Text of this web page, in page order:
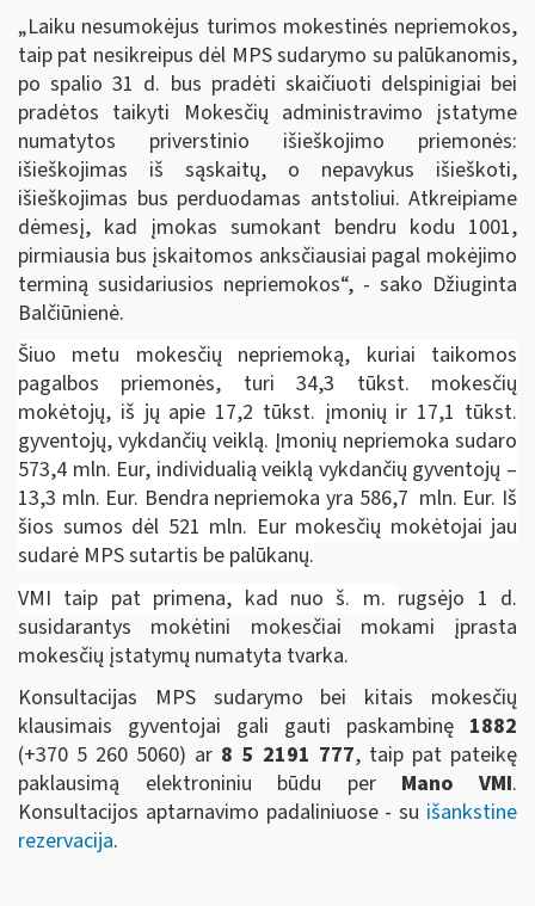
„Laiku nesumokėjus turimos mokestinės nepriemokos,
taip pat nesikreipus dėl MPS sudarymo su palūkanomis,
po spalio 31 d. bus pradėti skaičiuoti delspinigiai bei
pradėtos taikyti Mokesčių administravimo įstatyme
numatytos priverstinio išieškojimo priemonės:
išieškojimas iš sąskaitų, o nepavykus išieškoti,
išieškojimas bus perduodamas antstoliui. Atkreipiame
dėmesį, kad įmokas sumokant bendru kodu 1001,
pirmiausia bus įskaitomos anksčiausiai pagal mokėjimo
terminą susidariusios nepriemokos“, - sako Džiuginta
Balčiūnienė.
Šiuo metu mokesčių nepriemoką, kuriai taikomos
pagalbos priemonės, turi 34,3 tūkst. mokesčių
mokėtojų, iš jų apie 17,2 tūkst. įmonių ir 17,1 tūkst.
gyventojų, vykdančių veiklą. Įmonių nepriemoka sudaro
573,4 mln. Eur, individualią veiklą vykdančių gyventojų –
13,3 mln. Eur. Bendra nepriemoka yra 586,7 mln. Eur. Iš
šios sumos dėl 521 mln. Eur mokesčių mokėtojai jau
sudarė MPS sutartis be palūkanų.
VMI taip pat primena, kad nuo š. m. rugsėjo 1 d.
susidarantys mokėtini mokesčiai mokami įprasta
mokesčių įstatymų numatyta tvarka.
Konsultacijas MPS sudarymo bei kitais mokesčių
klausimais gyventojai gali gauti paskambinę 1882
(+370 5 260 5060) ar 8 5 2191 777, taip pat pateikę
paklausimą elektroniniu būdu per Mano VMI.
Konsultacijos aptarnavimo padaliniuose - su išankstine
rezervacija.